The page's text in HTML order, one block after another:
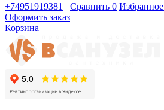
+74951919381
Сравнить 0 Избранное
Оформить заказ
Корзина